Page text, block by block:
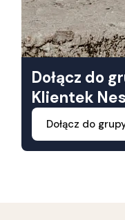
Dołącz do
Klientek
Dołącz do